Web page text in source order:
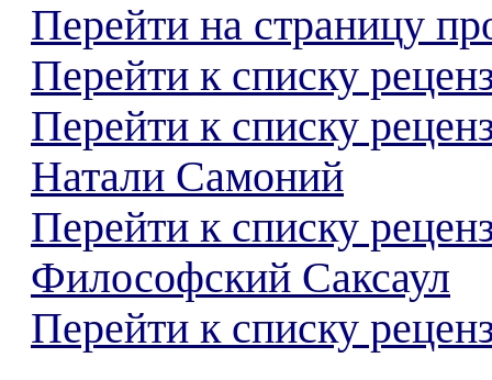
Перейти на страницу
Перейти к списку
Перейти к списку
Натали Самоний
Перейти к списку
Философский Саксаул
Перейти к списку